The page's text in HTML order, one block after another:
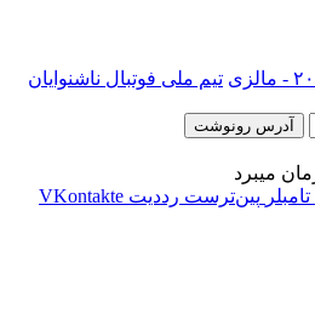
تیم ملی فوتبال ناشنوایان
آدرس رونوشت
‫تامبلر ‫پین‌ترست ‫رددیت ‫VKontakte